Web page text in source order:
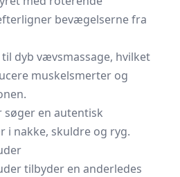
bevægelserne fra
dyb vævsmassage, hvilket
muskelsmerter og
søger en autentisk
i nakke, skuldre og ryg.
tilbyder en anderledes